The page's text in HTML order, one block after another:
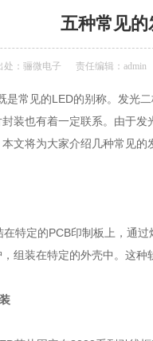
五种常见
处： 骊微电子 责任编辑：admin
常见的LED的别称。发光
封装也有着一定联系。由于
文将为大家介绍几种常见的
特定的PCB印制板上，通过
组装在特定的外壳中。这种